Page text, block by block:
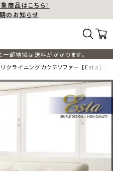
商品はこちら！
のお知らせ
部地域は送料がかかります。
リクライニングカウチソファー 【Esta】